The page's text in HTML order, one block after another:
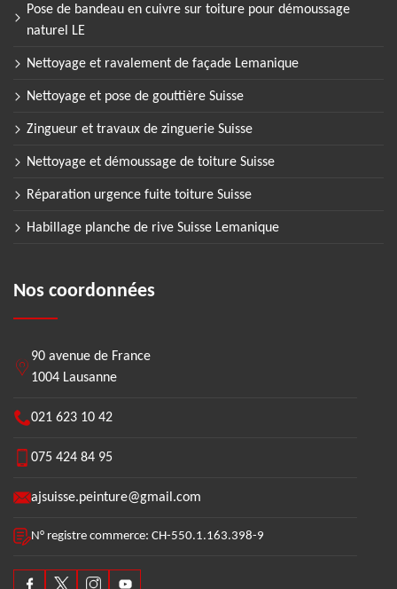
Pose de bandeau en cuivre sur toiture pour démoussage
naturel LE
Nettoyage et ravalement de façade Lemanique
Nettoyage et pose de gouttière Suisse
Zingueur et travaux de zinguerie Suisse
Nettoyage et démoussage de toiture Suisse
Réparation urgence fuite toiture Suisse
Habillage planche de rive Suisse Lemanique
Nos coordonnées
90 avenue de France
1004 Lausanne
021 623 10 42
075 424 84 95
ajsuisse.peinture@gmail.com
N° registre commerce: CH-550.1.163.398-9